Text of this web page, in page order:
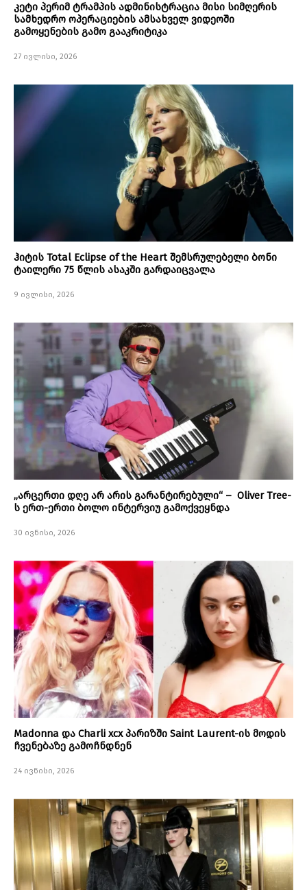
კეტი პერიმ ტრამპის ადმინისტრაცია მისი სიმღერის
სამხედრო ოპერაციების ამსახველ ვიდეოში
გამოყენების გამო გააკრიტიკა
27 ივლისი, 2026
ჰიტის Total Eclipse of the Heart შემსრულებელი ბონი
ტაილერი 75 წლის ასაკში გარდაიცვალა
9 ივლისი, 2026
„არცერთი დღე არ არის გარანტირებული“ – Oliver Tree-
ს ერთ-ერთი ბოლო ინტერვიუ გამოქვეყნდა
30 ივნისი, 2026
Madonna და Charli xcx პარიზში Saint Laurent-ის მოდის
ჩვენებაზე გამოჩნდნენ
24 ივნისი, 2026